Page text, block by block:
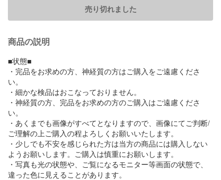
売り切れました
商品の説明
■状態■
・完品をお求めの方、神経質の方はご購入をご遠慮くださ
い。
・細かな検品はおこなっておりません。
・神経質の方、完品をお求めの方のご購入はご遠慮くださ
い。
・あくまでも画像がすべてとなりますので、画像にてご判断/
ご理解の上ご購入の程よろしくお願いいたします。
・少しでも不安を感じられた方は当方の商品には購入しない
ようお願いします。ご購入は慎重にお願いします。
・写真も光の状態や、ご覧になるモニター等画面の状態で、
違った色に見えることがあります。